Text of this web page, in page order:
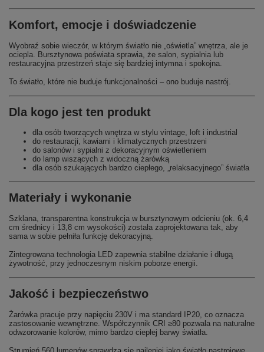
Komfort, emocje i doświadczenie
Wyobraź sobie wieczór, w którym światło nie „oświetla” wnętrza, ale je
ociepla. Bursztynowa poświata sprawia, że salon, sypialnia lub
restauracyjna przestrzeń staje się bardziej intymna i spokojna.
To światło, które nie buduje funkcjonalności – ono buduje nastrój.
Dla kogo jest ten produkt
dla osób tworzących wnętrza w stylu vintage, loft i industrial
do restauracji, kawiarni i klimatycznych przestrzeni
do salonów i sypialni z dekoracyjnym oświetleniem
do lamp wiszących z widoczną żarówką
dla osób szukających bardzo ciepłego, „relaksacyjnego” światła
Materiały i wykonanie
Szklana, transparentna konstrukcja w bursztynowym odcieniu (ok. 6,4
cm średnicy i 13,8 cm wysokości) została zaprojektowana tak, aby
sama w sobie pełniła funkcję dekoracyjną.
Zintegrowana technologia LED zapewnia stabilne działanie i długą
żywotność, przy jednoczesnym niskim poborze energii.
Jakość i bezpieczeństwo
Żarówka pracuje przy napięciu 230V i ma standard IP20, co oznacza
zastosowanie wewnętrzne. Współczynnik CRI ≥80 pozwala na naturalne
odwzorowanie kolorów, mimo bardzo ciepłej barwy światła.